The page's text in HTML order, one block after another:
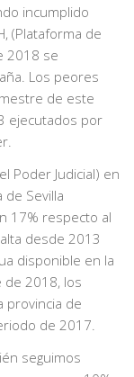
incumplido
(Plataforma de
2018 se
Los peores
de este
ejecutados por
Poder Judicial) en
de Sevilla
17% respecto al
desde 2013
disponible en la
de 2018, los
provincia de
de 2017.
seguimos